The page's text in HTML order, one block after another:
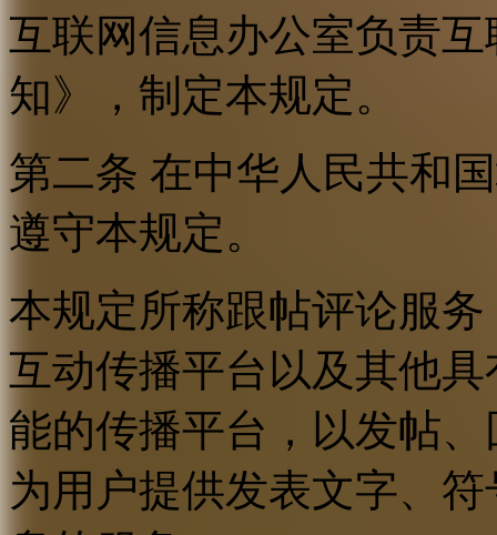
互联网信息办公室负责
知》，制定本规定。
第二条 在中华人民共和
遵守本规定。
本规定所称跟帖评论服
互动传播平台以及其他
能的传播平台，以发帖
为用户提供发表文字、